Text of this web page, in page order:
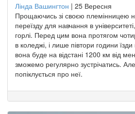
Лінда Вашингтон | 25 Вересня
Прощаючись зі своєю племінницею
переїзду для навчання в
горлі. Перед цим вона протягом
в коледжі, і лише півтори години
вона буде на відстані 1200 км від
зможемо регулярно зустрічатись.
попіклується про неї.